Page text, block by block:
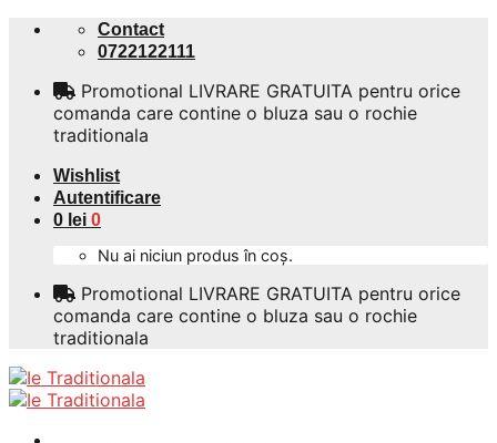
Skip
Contact
0722122111
Promotional LIVRARE GRATUITA pentru orice
comanda care contine o bluza sau o rochie
traditionala
Wishlist
Autentificare
0 lei 0
Nu ai niciun produs în coș.
Promotional LIVRARE GRATUITA pentru orice
comanda care contine o bluza sau o rochie
traditionala